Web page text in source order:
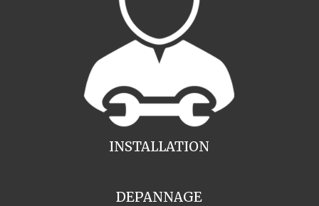
INSTALLATION
DEPANNAGE